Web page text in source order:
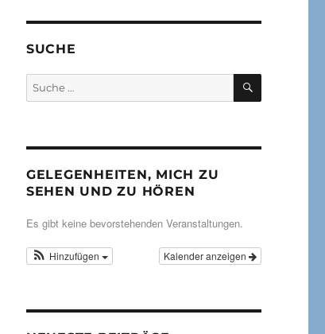
SUCHE
Suche
nach:
SUCHEN
GELEGENHEITEN, MICH ZU
SEHEN UND ZU HÖREN
Es gibt keine bevorstehenden Veranstaltungen.
Kalender anzeigen
Hinzufügen